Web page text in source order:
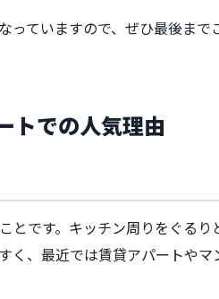
ていますので、ぜひ最後まで
トでの人気理由
です。キッチン周りをぐる
、最近では賃貸アパートやマ